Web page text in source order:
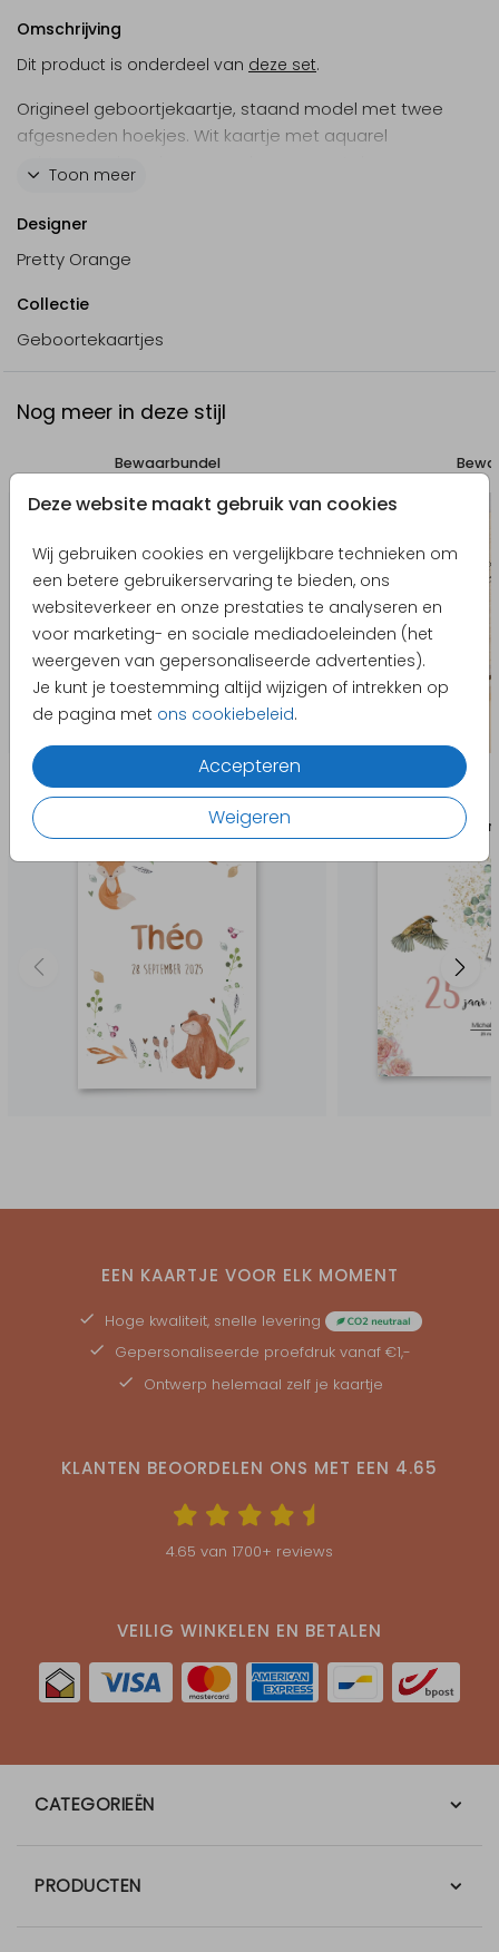
Deze website maakt gebruik van cookies
Wij gebruiken cookies en vergelijkbare technieken om
een betere gebruikerservaring te bieden, ons
websiteverkeer en onze prestaties te analyseren en
voor marketing- en sociale mediadoeleinden (het
weergeven van gepersonaliseerde advertenties).
Je kunt je toestemming altijd wijzigen of intrekken op
de pagina met ons cookiebeleid.
Accepteren
Weigeren
Omschrijving
Dit product is onderdeel van deze set.
Origineel geboortjekaartje, staand model met twee
afgesneden hoekjes. Wit kaartje met aquarel
bruin vosje met een paar boomblaadjes.
Toon meer
Designer
Pretty Orange
Collectie
Geboortekaartjes
Nog meer in deze stijl
Bewaarbundel
Producten die hierop lijken
Geboortekaartje
EEN KAARTJE VOOR ELK MOMENT
Hoge kwaliteit, snelle levering
Gepersonaliseerde proefdruk vanaf €1,-
Ontwerp helemaal zelf je kaartje
KLANTEN BEOORDELEN ONS MET EEN 4.65
4.65 van 1700+ reviews
VEILIG WINKELEN EN BETALEN
CATEGORIEËN
PRODUCTEN